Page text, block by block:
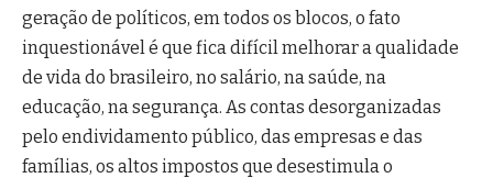
geração de políticos, em todos os blocos, o fato
inquestionável é que fica difícil melhorar a qualidade
de vida do brasileiro, no salário, na saúde, na
educação, na segurança. As contas desorganizadas
pelo endividamento público, das empresas e das
famílias, os altos impostos que desestimula o